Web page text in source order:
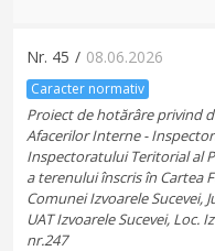
Nr. 45 / 08.06.2026
Caracter normativ
Proiect de hotărâre privind
Afacerilor Interne -
Inspectoratului Teritorial al
a terenului înscris în Cartea
Comunei Izvoarele Sucevei,
UAT Izvoarele Sucevei, Loc.
nr.247